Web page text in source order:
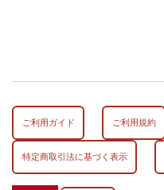
ご利用ガイド ご利用規約
特定商取引法に基づく表示